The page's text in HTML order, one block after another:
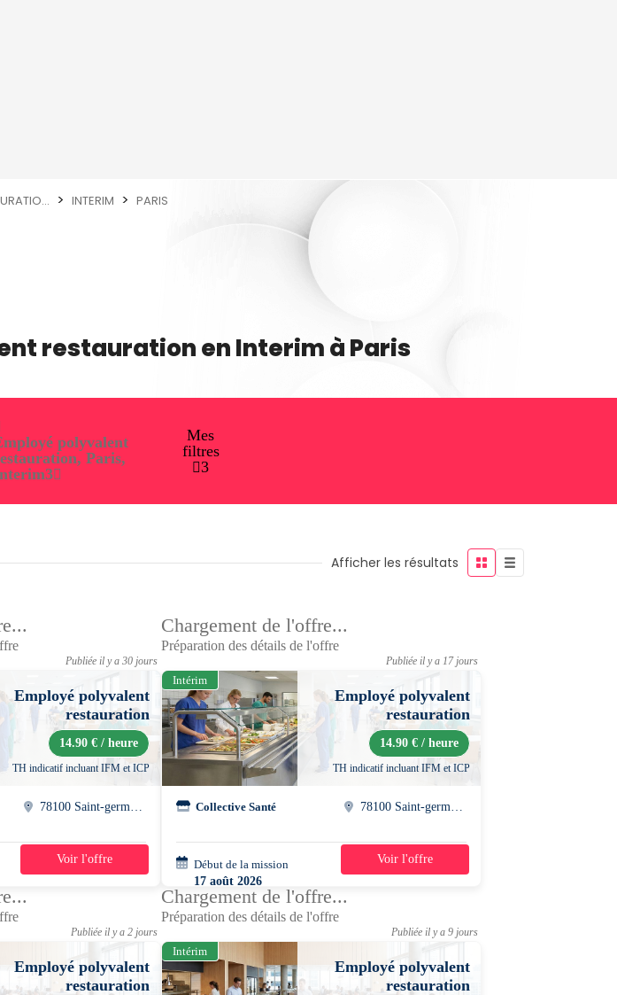
INTERIM PARIS
restaurationenInterimàParis
polyvalent
Paris,
3
Mes
filtres
3
Afficher les résultats
Publiée il y a 30 jours
Employé polyvalent
restauration
14.90 € / heure
TH indicatif incluant IFM et ICP
1 semaine
Voir l'offre
Chargement de l'offre...
Préparation des détails de l'offre
Publiée il y a 17 jours
Intérim
Employé polyvalent
restauration
14.90 € / heure
TH indicatif incluant IFM et ICP
Collective Santé
Début de la mission
17 août 2026
07h00 - 18h00
2 semaines
Voir l'offre
Publiée il y a 2 jours
Employé polyvalent
restauration
Chargement de l'offre...
Préparation des détails de l'offre
Publiée il y a 9 jours
Intérim
Employé polyvalent
restauration